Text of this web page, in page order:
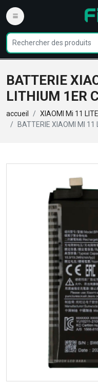
BATTERIE
LITHIUM 1ER
accueil
XIAOMI Mi 11 LITE
BATTERIE XIAOMI MI 11